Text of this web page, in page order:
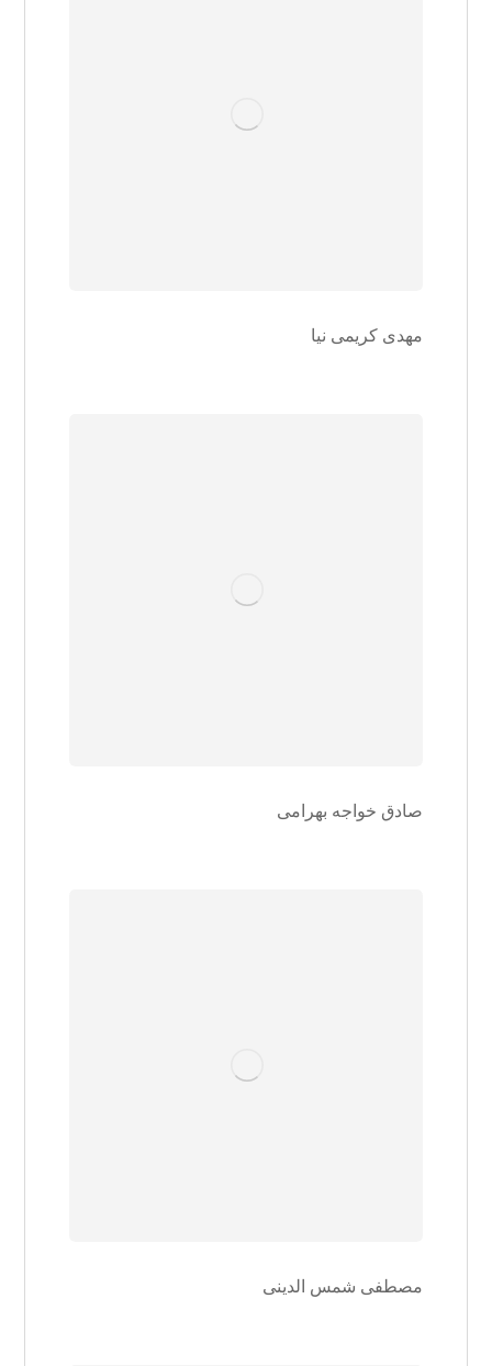
مهدی کریمی نیا
صادق خواجه بهرامی
مصطفی شمس الدینی